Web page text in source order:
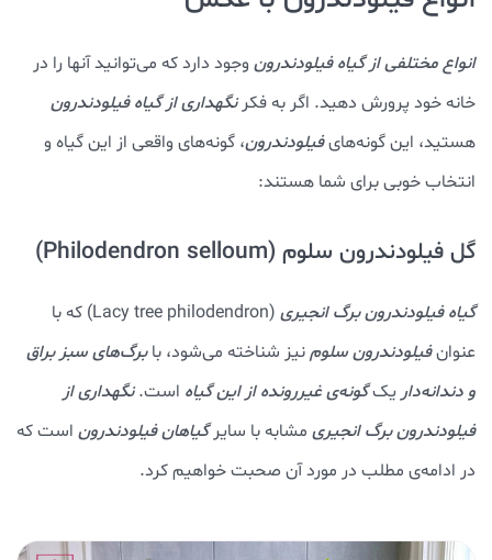
انواع مختلفی از گیاه فیلودندرون وجود دارد که می‌توانید آنها را در
خانه خود پرورش دهید. اگر به فکرنگهداری از گیاه فیلودندرون
هستید، این گونه‌هایفیلودندرون، گونه‌های واقعی از این گیاه و
انتخاب خوبی برای شما هستند:
گل فیلودندرون سلوم (Philodendron selloum)
گیاه فیلودندرون برگ انجیری
(Lacy tree philodendron) که با
عنوانفیلودندرون سلومنیز شناخته می‌شود، بابرگ‌های سبز براق
و دندانه‌دار یکگونه‌ی غیررونده از این گیاه است.نگهداری از
فیلودندرون برگ انجیری مشابه با سایرگیاهان فیلودندرون است که
در ادامه‌ی مطلب در مورد آن صحبت خواهیم کرد.